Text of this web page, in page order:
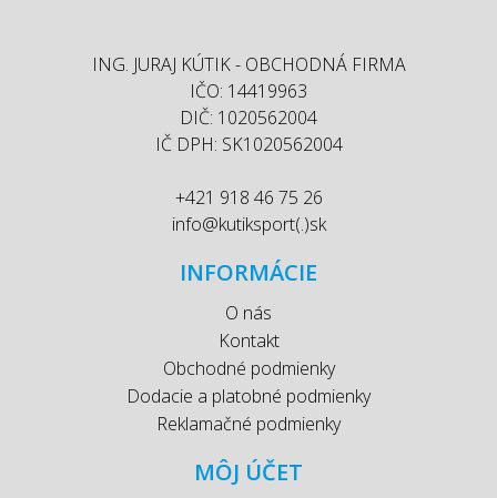
ING. JURAJ KÚTIK - OBCHODNÁ FIRMA
IČO: 14419963
DIČ: 1020562004
IČ DPH: SK1020562004
+421 918 46 75 26
info@kutiksport(.)sk
INFORMÁCIE
O nás
Kontakt
Obchodné podmienky
Dodacie a platobné podmienky
Reklamačné podmienky
MÔJ ÚČET